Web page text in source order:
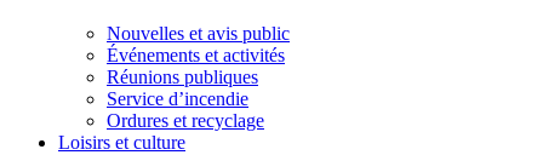
Nouvelles et avis public
Événements et activités
Réunions publiques
Service d’incendie
Ordures et recyclage
Loisirs et culture